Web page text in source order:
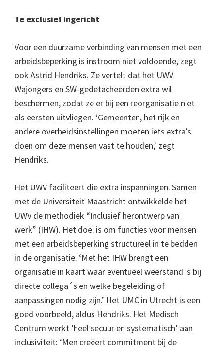
Te exclusief ingericht
Voor een duurzame verbinding van mensen met een
arbeidsbeperking is instroom niet voldoende, zegt
ook Astrid Hendriks. Ze vertelt dat het UWV
Wajongers en SW-gedetacheerden extra wil
beschermen, zodat ze er bij een reorganisatie niet
als eersten uitvliegen. ‘Gemeenten, het rijk en
andere overheidsinstellingen moeten iets extra’s
doen om deze mensen vast te houden,’ zegt
Hendriks.
Het UWV faciliteert die extra inspanningen. Samen
met de Universiteit Maastricht ontwikkelde het
UWV de methodiek “Inclusief herontwerp van
werk” (IHW). Het doel is om functies voor mensen
met een arbeidsbeperking structureel in te bedden
in de organisatie. ‘Met het IHW brengt een
organisatie in kaart waar eventueel weerstand is bij
directe collega´s en welke begeleiding of
aanpassingen nodig zijn.’ Het UMC in Utrecht is een
goed voorbeeld, aldus Hendriks. Het Medisch
Centrum werkt ‘heel secuur en systematisch’ aan
inclusiviteit: ‘Men creëert commitment bij de